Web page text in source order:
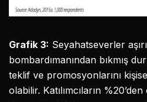
Grafik 3: Seyahatseverler
bombardımanından bıkmış
teklif ve promosyonlarını
olabilir. Katılımcıların